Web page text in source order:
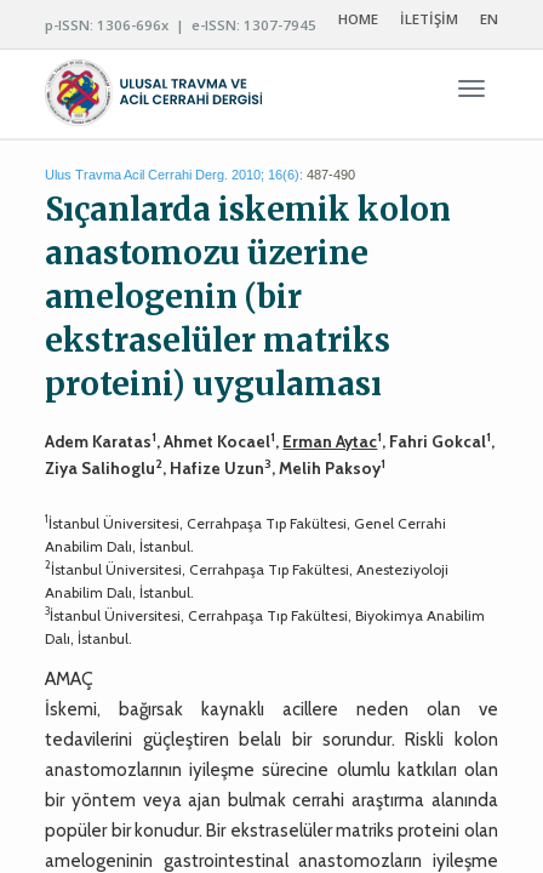
p-ISSN: 1306-696x | e-ISSN: 1307-7945 HOME İLETİŞİM EN
Ulus Travma Acil Cerrahi Derg. 2010; 16(6): 487-490
Sıçanlarda iskemik kolon
anastomozu üzerine
amelogenin (bir
ekstraselüler matriks
proteini) uygulaması
Adem Karatas1, Ahmet Kocael1, Erman Aytac1, Fahri Gokcal1,
Ziya Salihoglu2, Hafize Uzun3, Melih Paksoy1
1İstanbul Üniversitesi, Cerrahpaşa Tıp Fakültesi, Genel Cerrahi
Anabilim Dalı, İstanbul.
2İstanbul Üniversitesi, Cerrahpaşa Tıp Fakültesi, Anesteziyoloji
Anabilim Dalı, İstanbul.
3İstanbul Üniversitesi, Cerrahpaşa Tıp Fakültesi, Biyokimya Anabilim
Dalı, İstanbul.
AMAÇ
İskemi, bağırsak kaynaklı acillere neden olan ve
tedavilerini güçleştiren belalı bir sorundur. Riskli kolon
anastomozlarının iyileşme sürecine olumlu katkıları olan
bir yöntem veya ajan bulmak cerrahi araştırma alanında
popüler bir konudur. Bir ekstraselüler matriks proteini olan
amelogeninin gastrointestinal anastomozların iyileşme